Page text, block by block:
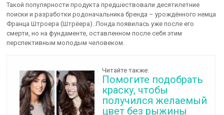
Такой популярности продукта предшествовали десятилетние
поиски и разработки родоначальника бренда – урождённого немца
Франца Штроера (Штрёера). Лонда появилась уже после его
смерти, но на фундаменте, оставленном после себя этим
перспективным молодым человеком.
Читайте также:
Помогите подобрать
краску, чтобы
получился желаемый
цвет без рыжины